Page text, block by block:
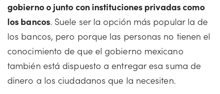
gobierno o junto con instituciones privadas como
los bancos. Suele ser la opción más popular la de
los bancos, pero porque las personas no tienen el
conocimiento de que el gobierno mexicano
también está dispuesto a entregar esa suma de
dinero a los ciudadanos que la necesiten.